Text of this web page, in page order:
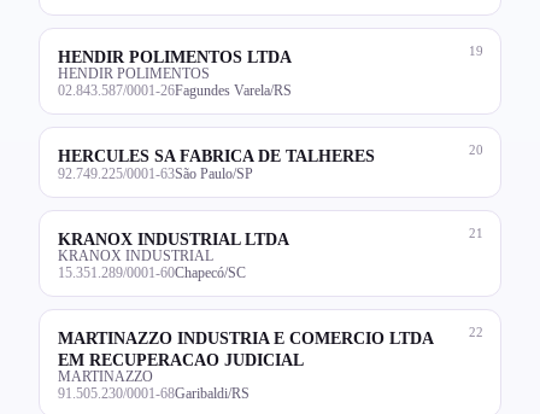
19
HENDIR POLIMENTOS LTDA
HENDIR POLIMENTOS
02.843.587/0001-26Fagundes Varela/RS
20
HERCULES SA FABRICA DE TALHERES
92.749.225/0001-63São Paulo/SP
21
KRANOX INDUSTRIAL LTDA
KRANOX INDUSTRIAL
15.351.289/0001-60Chapecó/SC
22
MARTINAZZO INDUSTRIA E COMERCIO LTDA
EM RECUPERACAO JUDICIAL
MARTINAZZO
91.505.230/0001-68Garibaldi/RS